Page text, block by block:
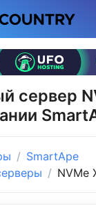
сервер
SmartApe
NVMe